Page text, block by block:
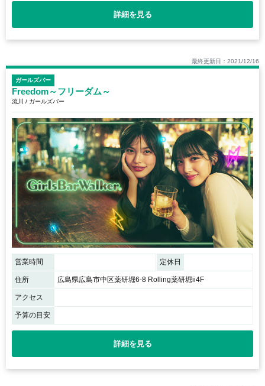
詳細を見る
最終更新日：2021/12/16
ガールズバー
Freedom～フリーダム～
流川 / ガールズバー
営業時間 定休日
住所 広島県広島市中区薬研堀6-8 Rolling薬研堀ii4F
アクセス
予算の目安
詳細を見る